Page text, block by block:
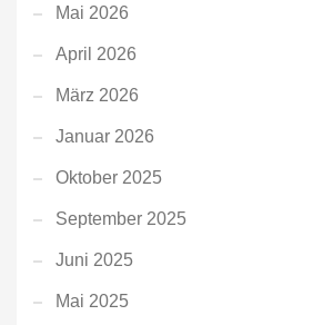
Mai 2026
April 2026
März 2026
Januar 2026
Oktober 2025
September 2025
Juni 2025
Mai 2025